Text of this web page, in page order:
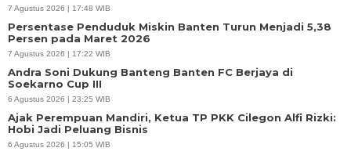
7 Agustus 2026 | 17:48 WIB
Persentase Penduduk Miskin Banten Turun Menjadi 5,38
Persen pada Maret 2026
7 Agustus 2026 | 17:22 WIB
Andra Soni Dukung Banteng Banten FC Berjaya di
Soekarno Cup III
6 Agustus 2026 | 23:25 WIB
Ajak Perempuan Mandiri, Ketua TP PKK Cilegon Alfi Rizki:
Hobi Jadi Peluang Bisnis
6 Agustus 2026 | 15:05 WIB